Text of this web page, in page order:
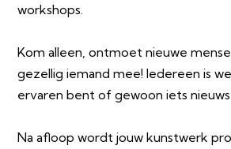
workshops.​
Kom alleen, ontmoet nieuwe
gezellig iemand mee! Iedereen is
ervaren bent of gewoon iets
Na afloop wordt jouw kunstwerk